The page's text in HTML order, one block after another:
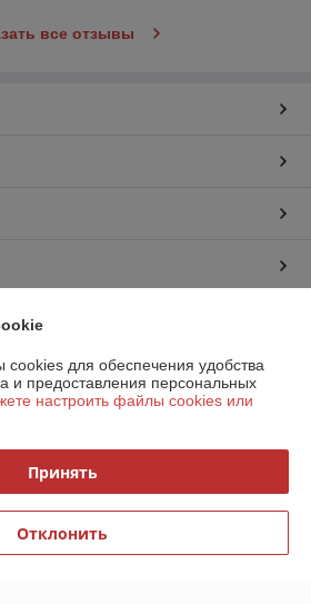
все отзывы
cookies
Deal.by
для обеспечения удобства
и предоставления персональных
настроить файлы cookies или
Принять
Отклонить